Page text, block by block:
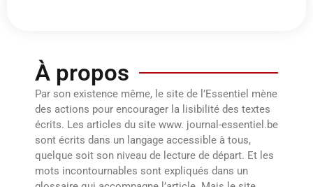
À propos
Par son existence même, le site de l’Essentiel mène
des actions pour encourager la lisibilité des textes
écrits. Les articles du site www. journal-essentiel.be
sont écrits dans un langage accessible à tous,
quelque soit son niveau de lecture de départ. Et les
mots incontournables sont expliqués dans un